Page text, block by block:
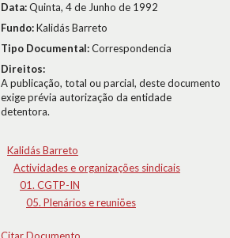
Data:Quinta, 4 de Junho de 1992
Fundo:Kalidás Barreto
Tipo Documental:Correspondencia
Direitos:
A publicação, total ou parcial, deste documento
exige prévia autorização da entidade
detentora.
Kalidás Barreto
Actividades e organizações sindicais
01. CGTP-IN
05. Plenários e reuniões